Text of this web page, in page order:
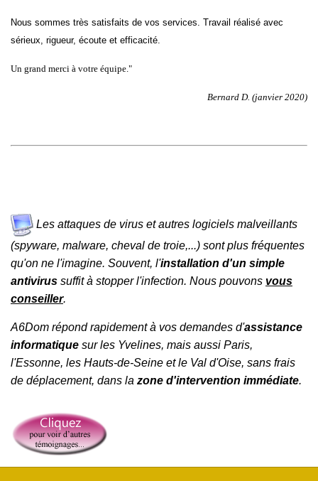
Nous sommes très satisfaits de vos services. Travail réalisé avec
sérieux, rigueur, écoute et efficacité.
Un grand merci à votre équipe."
Bernard D. (janvier 2020)
Les attaques de virus et autres logiciels malveillants
(spyware, malware, cheval de troie,...) sont plus fréquentes
qu'on ne l'imagine. Souvent, l'installation d'un simple
antivirus suffit à stopper l'infection. Nous pouvons vous
conseiller.
A6Dom répond rapidement à vos demandes d'assistance
informatique sur les Yvelines, mais aussi Paris,
l'Essonne, les Hauts-de-Seine et le Val d'Oise, sans frais
de déplacement, dans la zone d'intervention immédiate.